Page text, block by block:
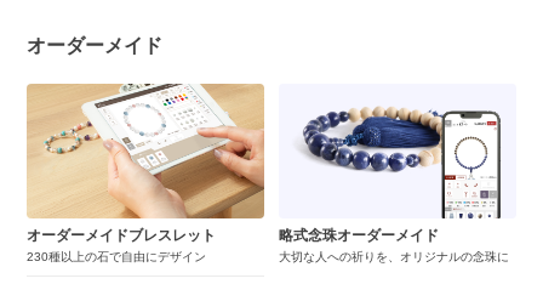
オーダーメイド
オーダーメイドブレスレット
230種以上の石で自由にデザイン
略式念珠オーダーメイド
大切な人への祈りを、オリジナルの念珠に